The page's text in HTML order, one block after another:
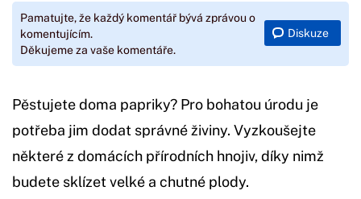
Pamatujte, že každý komentář bývá zprávou o
komentujícím.
Děkujeme za vaše komentáře.
Diskuze
Pěstujete doma papriky? Pro bohatou úrodu je
potřeba jim dodat správné živiny. Vyzkoušejte
některé z domácích přírodních hnojiv, díky nimž
budete sklízet velké a chutné plody.